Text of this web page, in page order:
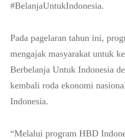
#BelanjaUntukIndonesia.
Pada pagelaran tahun ini,
mengajak masyarakat untuk
Berbelanja Untuk Indonesia
kembali roda ekonomi
Indonesia.
“Melalui program HBD